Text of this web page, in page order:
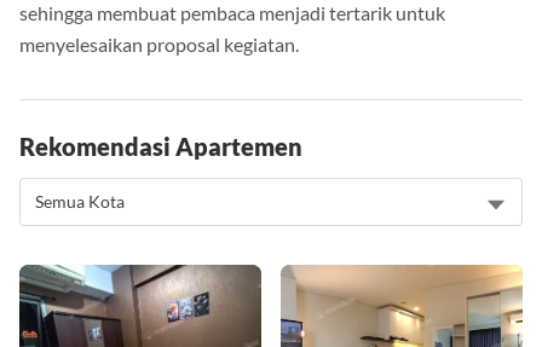
sehingga membuat pembaca menjadi tertarik untuk
menyelesaikan proposal kegiatan.
Rekomendasi Apartemen